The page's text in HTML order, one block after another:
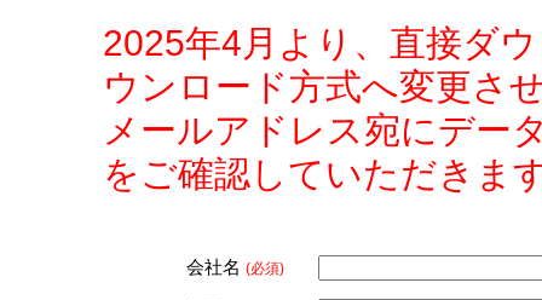
2025年4月より、直接ダ
ウンロード方式へ変更さ
メールアドレス宛にデー
をご確認していただきま
会社名 (必須)